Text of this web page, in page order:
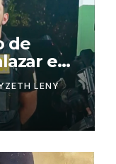
de
en
LENY